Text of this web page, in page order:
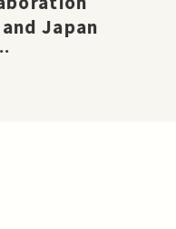
Japan